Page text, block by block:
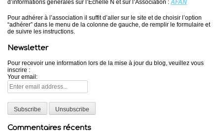
d’informations générales sur l’Echelle N et sur l’Association : AFAN
Pour adhérer à l’association il suffit d’aller sur le site et de choisir l’option
“adhérer” dans le menu de la colonne de gauche, de remplir le formulaire et
de suivre les instructions.
Newsletter
Pour recevoir une information lors de la mise à jour du blog, veuillez vous
inscrire :
Your email:
Commentaires récents